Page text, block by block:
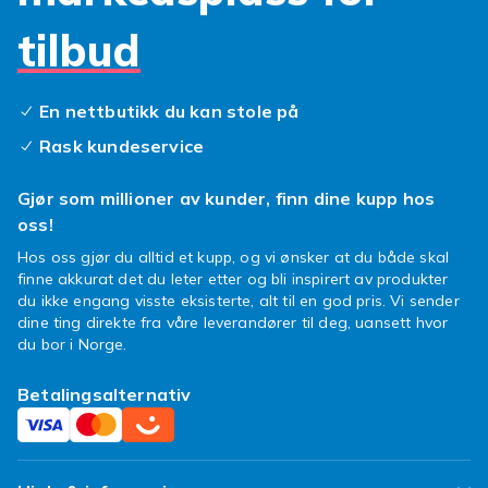
Sikkerhet og teknologi henger sammen. Se
tilbud
En nettbutikk du kan stole på
Rask kundeservice
Gjør som millioner av kunder, finn dine kupp hos
oss!
Hos oss gjør du alltid et kupp, og vi ønsker at du både skal
finne akkurat det du leter etter og bli inspirert av produkter
du ikke engang visste eksisterte, alt til en god pris. Vi sender
dine ting direkte fra våre leverandører til deg, uansett hvor
du bor i Norge.
Betalingsalternativ